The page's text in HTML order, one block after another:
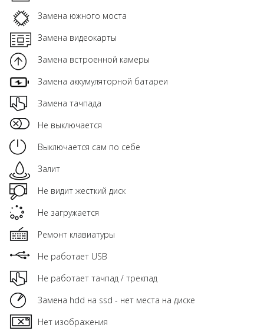
Замена южного моста
Замена видеокарты
Замена встроенной камеры
Замена аккумуляторной батареи
Замена тачпада
Не выключается
Выключается сам по себе
Залит
Не видит жесткий диск
Не загружается
Ремонт клавиатуры
Не работает USB
Не работает тачпад / трекпад
Замена hdd на ssd - нет места на диске
Нет изображения